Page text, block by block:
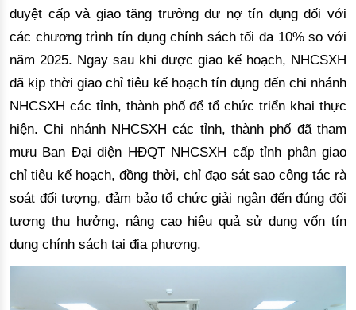
duyệt cấp và giao tăng trưởng dư nợ tín dụng đối với
các chương trình tín dụng chính sách tối đa 10% so với
năm 2025. Ngay sau khi được giao kế hoạch, NHCSXH
đã kịp thời giao chỉ tiêu kế hoạch tín dụng đến chi nhánh
NHCSXH các tỉnh, thành phố để tổ chức triển khai thực
hiện. Chi nhánh NHCSXH các tỉnh, thành phố đã tham
mưu Ban Đại diện HĐQT NHCSXH cấp tỉnh phân giao
chỉ tiêu kế hoạch, đồng thời, chỉ đạo sát sao công tác rà
soát đối tượng, đảm bảo tổ chức giải ngân đến đúng đối
tượng thụ hưởng, nâng cao hiệu quả sử dụng vốn tín
dụng chính sách tại địa phương.